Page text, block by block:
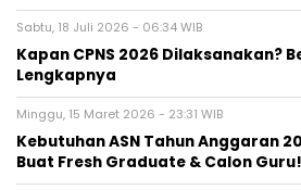
Sabtu, 18 Juli 2026 - 06:34 WIB
Kapan CPNS 2026 Dilaksanakan?
Lengkapnya
Minggu, 15 Maret 2026 - 23:31 WIB
Kebutuhan ASN Tahun Anggaran
Buat Fresh Graduate & Calon Guru!